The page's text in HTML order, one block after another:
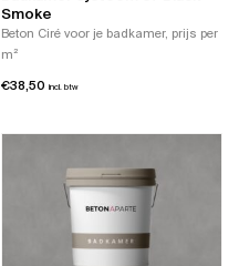
Smoke
Beton Ciré voor je badkamer, prijs per
m²
€38,50 incl. btw